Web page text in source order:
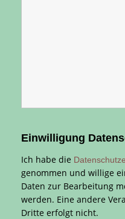
Einwilligung
Ich habe die
genommen und willige
Daten zur Bearbeitung
werden. Eine andere
Dritte erfolgt nicht.